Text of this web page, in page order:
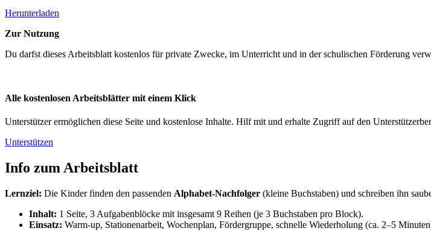
Herunterladen
Zur Nutzung
Du darfst dieses Arbeitsblatt kostenlos für private Zwecke, im Unterricht und in der schulischen Förderung
Alle kostenlosen Arbeitsblätter mit einem Klick
Unterstützer ermöglichen diese Seite und kostenlose Inhalte. Hilf mit und erhalte Zugriff auf den
Unterstützen
Info zum Arbeitsblatt
Lernziel: Die Kinder finden den passenden Alphabet-Nachfolger (kleine Buchstaben) und schreiben ihn
Inhalt: 1 Seite, 3 Aufgabenblöcke mit insgesamt 9 Reihen (je 3 Buchstaben pro Block).
Einsatz: Warm-up, Stationenarbeit, Wochenplan, Fördergruppe, schnelle Wiederholung (ca. 2–5